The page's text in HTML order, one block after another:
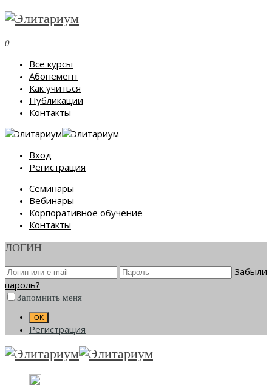
0
Все курсы
Абонемент
Как учиться
Публикации
Контакты
Вход
Регистрация
Семинары
Вебинары
Корпоративное обучение
Контакты
ЛОГИН
Забыли
пароль?
Запомнить меня
Регистрация